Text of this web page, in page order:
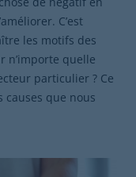
C’est
les motifs des
n’importe quelle
particulier ? Ce
causes que nous